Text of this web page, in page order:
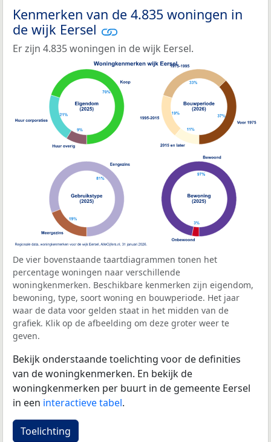
Kenmerken van de 4.835 woningen in
de wijk Eersel
Er zijn 4.835 woningen in de wijk Eersel.
De vier bovenstaande taartdiagrammen tonen het
percentage woningen naar verschillende
woningkenmerken. Beschikbare kenmerken zijn eigendom,
bewoning, type, soort woning en bouwperiode. Het jaar
waar de data voor gelden staat in het midden van de
grafiek. Klik op de afbeelding om deze groter weer te
geven.
Bekijk onderstaande toelichting voor de definities
van de woningkenmerken. En bekijk de
woningkenmerken per buurt in de gemeente Eersel
in een interactieve tabel.
Toelichting